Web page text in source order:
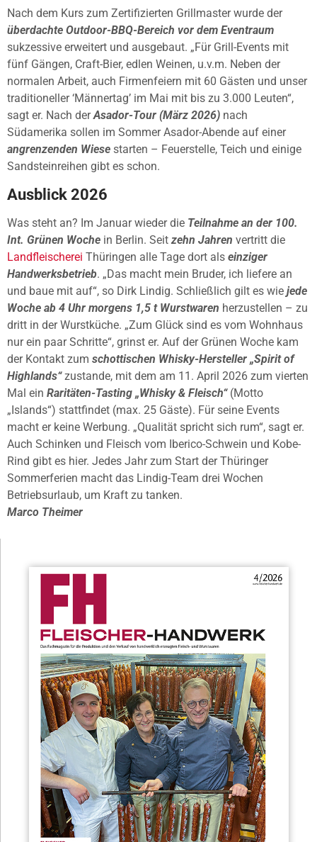
Nach dem Kurs zum Zertifizierten Grillmaster wurde der
überdachte Outdoor-BBQ-Bereich vor dem Eventraum
sukzessive erweitert und ausgebaut. „Für Grill-Events mit
fünf Gängen, Craft-Bier, edlen Weinen, u.v.m. Neben der
normalen Arbeit, auch Firmenfeiern mit 60 Gästen und unser
traditioneller ‘Männertag’ im Mai mit bis zu 3.000 Leuten“,
sagt er. Nach derAsador-Tour (März 2026) nach
Südamerika sollen im Sommer Asador-Abende auf einer
angrenzenden Wiese starten – Feuerstelle, Teich und einige
Sandsteinreihen gibt es schon.
Ausblick 2026
Was steht an? Im Januar wieder die Teilnahme an der 100.
Int. Grünen Woche in Berlin. Seitzehn Jahren vertritt die
Landfleischerei Thüringen alle Tage dort als einziger
Handwerksbetrieb. „Das macht mein Bruder, ich liefere an
und baue mit auf“, so Dirk Lindig. Schließlich gilt es wie jede
Woche ab 4 Uhr morgens 1,5 t Wurstwaren herzustellen – zu
dritt in der Wurstküche. „Zum Glück sind es vom Wohnhaus
nur ein paar Schritte“, grinst er. Auf der Grünen Woche kam
der Kontakt zum schottischen Whisky-Hersteller „Spirit of
Highlands“zustande, mit dem am 11. April 2026 zum vierten
Mal ein Raritäten-Tasting „Whisky & Fleisch“(Motto
„Islands“) stattfindet (max. 25 Gäste). Für seine Events
macht er keine Werbung. „Qualität spricht sich rum“, sagt er.
Auch Schinken und Fleisch vom Iberico-Schwein und Kobe-
Rind gibt es hier. Jedes Jahr zum Start der Thüringer
Sommerferien macht das Lindig-Team drei Wochen
Betriebsurlaub, um Kraft zu tanken.
Marco Theimer